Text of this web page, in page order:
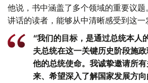
他说，书中涵盖了多个领域的重要议
讲话的读者，能够从中清晰感受到这一
“我们的目标，是通过总统本人
夫总统在这一关键历史阶段施
他的总统使命。我诚挚邀请所
来、希望深入了解国家发展方